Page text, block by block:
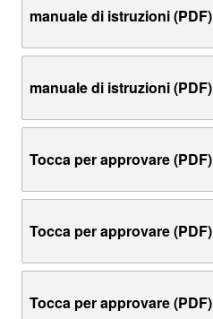
manuale di istruzioni (PDF)
manuale di istruzioni (PDF)
Tocca per approvare (PDF)
Tocca per approvare (PDF)
Tocca per approvare (PDF)